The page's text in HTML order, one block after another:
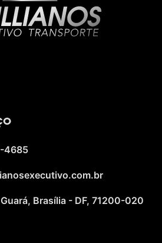
4685
Brasília - DF, 71200-020